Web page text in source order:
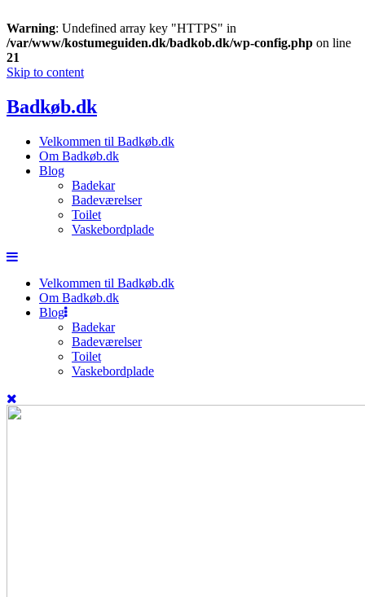
Warning: Undefined array key "HTTPS" in
/var/www/kostumeguiden.dk/badkob.dk/wp-config.php on line
21
Skip to content
Badkøb.dk
Velkommen til Badkøb.dk
Om Badkøb.dk
Blog
Badekar
Badeværelser
Toilet
Vaskebordplade
Velkommen til Badkøb.dk
Om Badkøb.dk
Blog
Badekar
Badeværelser
Toilet
Vaskebordplade